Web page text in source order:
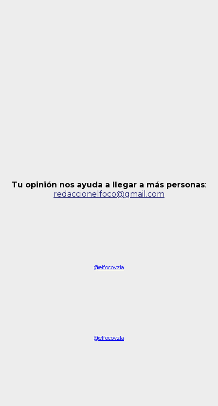
Tu opinión nos ayuda a llegar a más personas:
redaccionelfoco@gmail.com
@elfocovzla
@elfocovzla